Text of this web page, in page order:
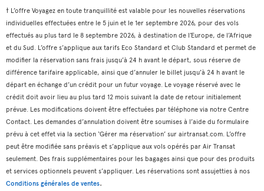
† L’offre Voyagez en toute tranquillité est valable pour les nouvelles réservations
individuelles effectuées entre le 5 juin et le 1er septembre 2026, pour des vols
effectués au plus tard le 8 septembre 2026, à destination de l’Europe, de l’Afrique
et du Sud. L’offre s’applique aux tarifs Eco Standard et Club Standard et permet de
modifier la réservation sans frais jusqu’à 24 h avant le départ, sous réserve de
différence tarifaire applicable, ainsi que d’annuler le billet jusqu’à 24 h avant le
départ en échange d’un crédit pour un futur voyage. Le voyage réservé avec le
crédit doit avoir lieu au plus tard 12 mois suivant la date de retour initialement
prévue. Les modifications doivent être effectuées par téléphone via notre Centre
Contact. Les demandes d’annulation doivent être soumises à l’aide du formulaire
prévu à cet effet via la section ‘Gérer ma réservation’ sur airtransat.com. L’offre
peut être modifiée sans préavis et s’applique aux vols opérés par Air Transat
seulement. Des frais supplémentaires pour les bagages ainsi que pour des produits
et services optionnels peuvent s’appliquer. Les réservations sont assujetties à nos
Conditions générales de ventes.